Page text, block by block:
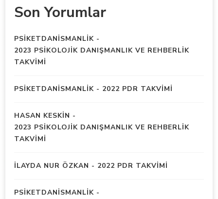
Son Yorumlar
PSIKETDANISMANLIK -
2023 PSİKOLOJİK DANIŞMANLIK VE REHBERLİK
TAKVİMİ
PSIKETDANISMANLIK - 2022 PDR TAKVİMİ
HASAN KESKIN -
2023 PSİKOLOJİK DANIŞMANLIK VE REHBERLİK
TAKVİMİ
İLAYDA NUR ÖZKAN - 2022 PDR TAKVİMİ
PSIKETDANISMANLIK -